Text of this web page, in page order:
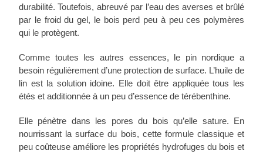
durabilité. Toutefois, abreuvé par l’eau des averses et brûlé
par le froid du gel, le bois perd peu à peu ces polymères
qui le protègent.
Comme toutes les autres essences, le pin nordique a
besoin régulièrement d’une protection de surface. L’huile de
lin est la solution idoine. Elle doit être appliquée tous les
étés et additionnée à un peu d’essence de térébenthine.
Elle pénètre dans les pores du bois qu’elle sature. En
nourrissant la surface du bois, cette formule classique et
peu coûteuse améliore les propriétés hydrofuges du bois et